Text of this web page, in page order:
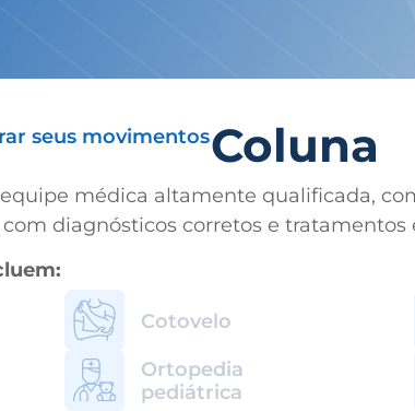
seus movimentosColuna
médica altamente qualificada,
diagnósticos corretos e tratamentos
Cotovelo
Ortopedia
pediátrica